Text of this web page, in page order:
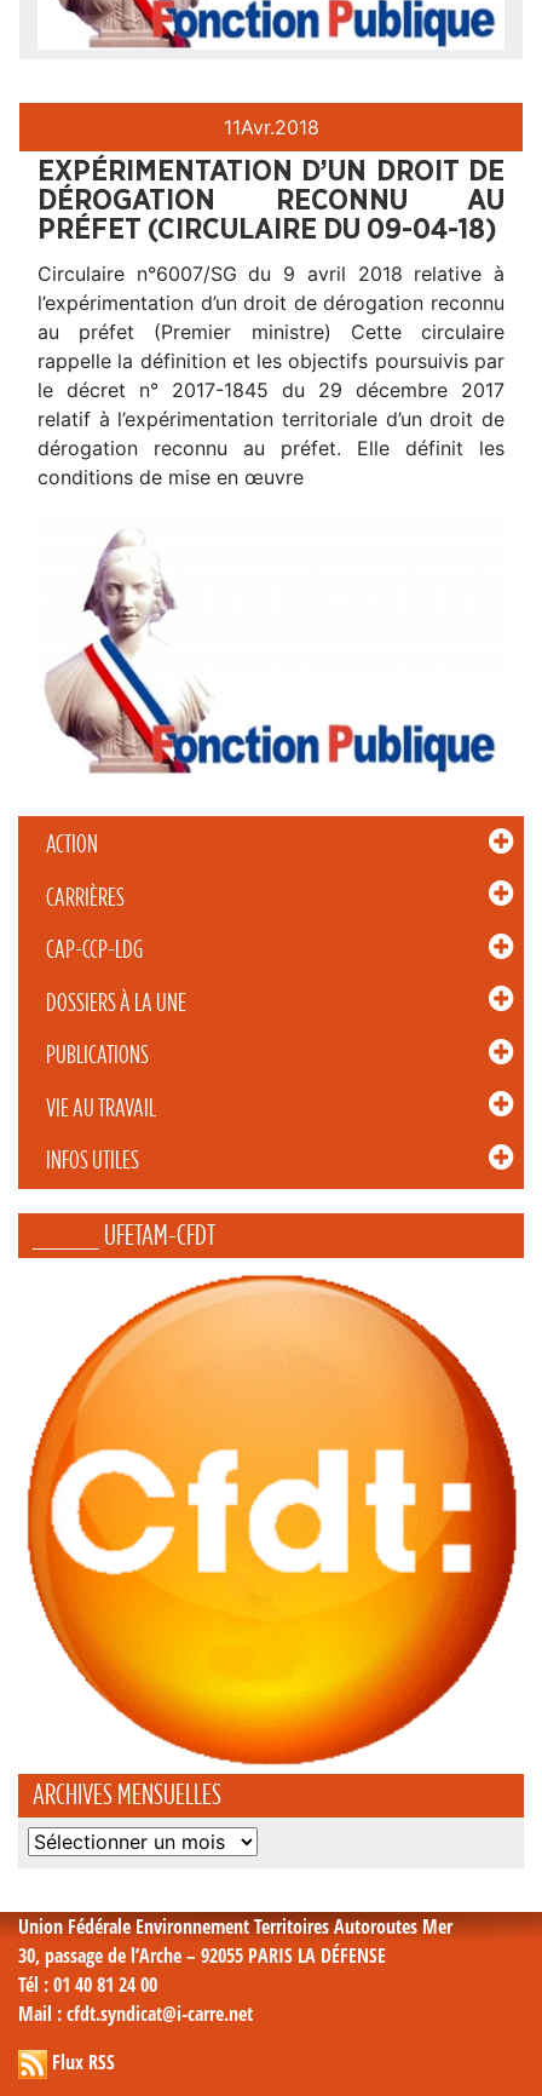
ACTION
CARRIÈRES
CAP-CCP-LDG
DOSSIERS À LA UNE
PUBLICATIONS
VIE AU TRAVAIL
INFOS UTILES
_____ UFETAM-CFDT
ARCHIVES MENSUELLES
Archives
11Avr.2018
EXPÉRIMENTATION D’UN DROIT DE
DÉROGATION RECONNU AU
PRÉFET (CIRCULAIRE DU 09-04-18)
Circulaire n°6007/SG du 9 avril 2018 relative à
l’expérimentation d’un droit de dérogation reconnu
au préfet (Premier ministre) Cette circulaire
rappelle la définition et les objectifs poursuivis par
le décret n° 2017-1845 du 29 décembre 2017
relatif à l’expérimentation territoriale d’un droit de
dérogation reconnu au préfet. Elle définit les
conditions de mise en œuvre
Union Fédérale Environnement Territoires Autoroutes Mer
30, passage de l’Arche – 92055 PARIS LA DÉFENSE
Tél : 01 40 81 24 00
Mail : cfdt.syndicat@i-carre.net
Flux RSS